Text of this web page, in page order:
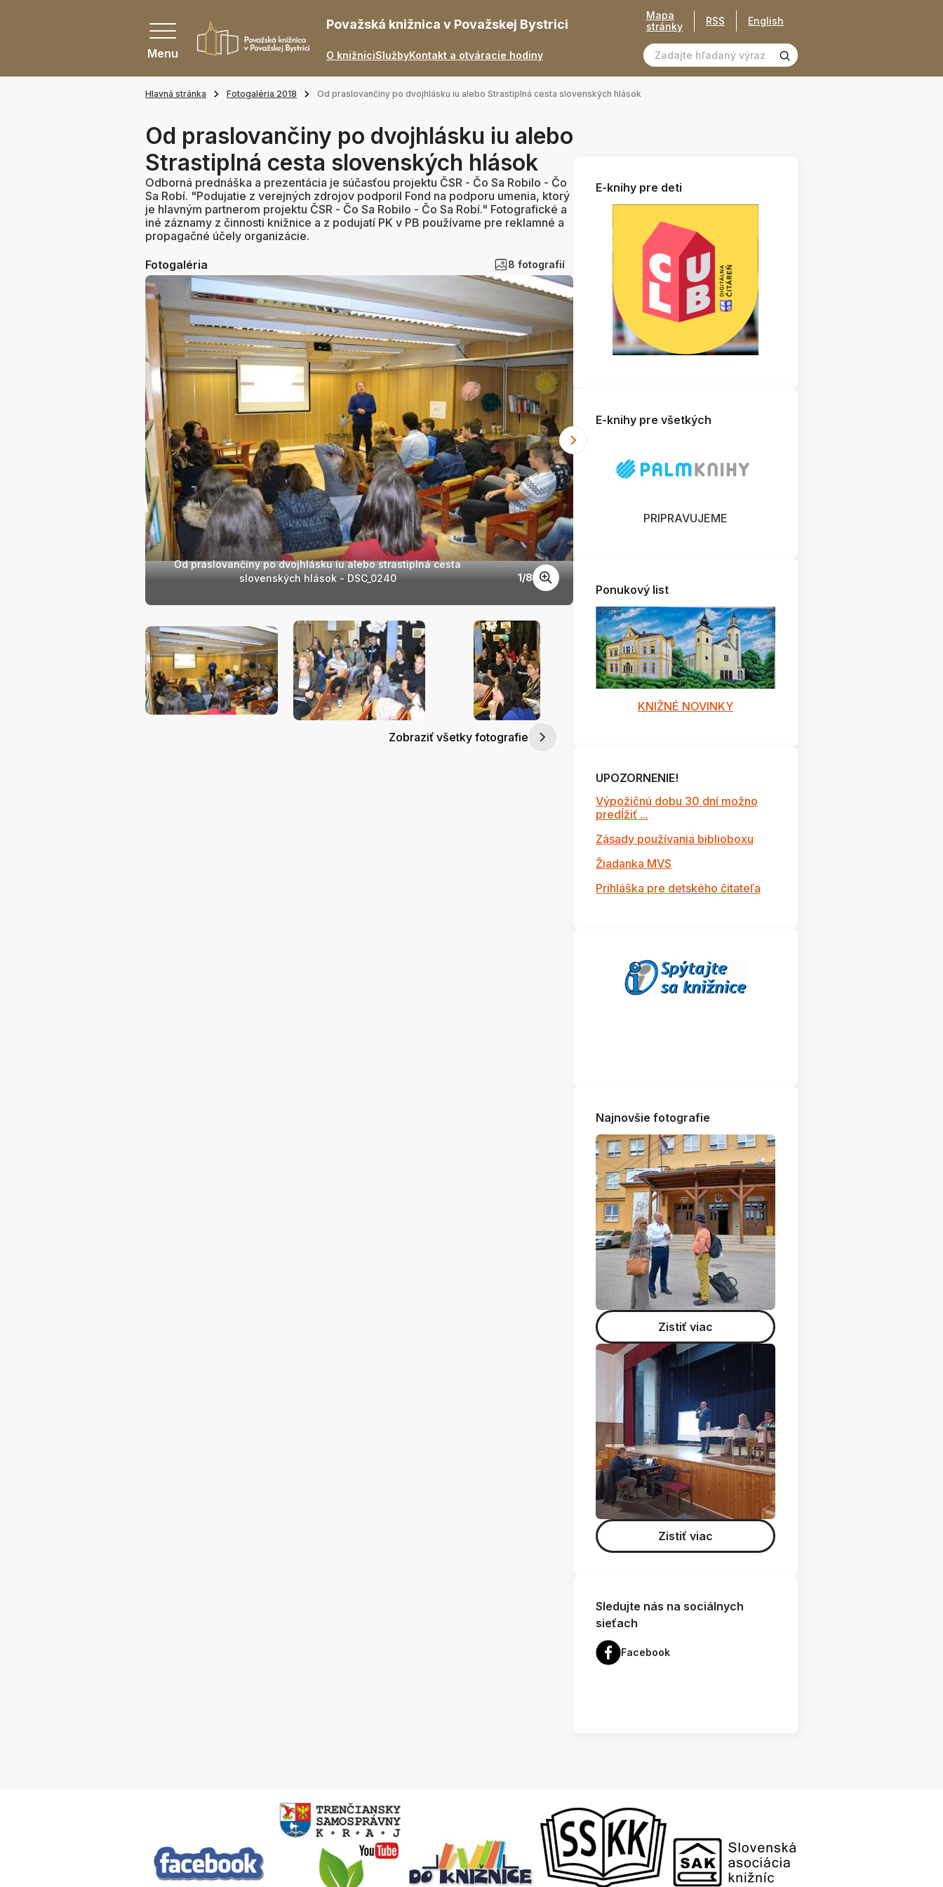
Menu
Považská knižnica v Považskej Bystrici
O knižniciSlužbyKontakt a otváracie hodiny
Mapa
stránky
RSS English
Hlavná stránka Fotogaléria 2018 Od praslovančiny po dvojhlásku iu alebo Strastiplná cesta slovenských hlások
Od praslovančiny po dvojhlásku iu alebo
Strastiplná cesta slovenských hlások
Odborná prednáška a prezentácia je súčasťou projektu ČSR - Čo Sa Robilo - Čo
Sa Robí. "Podujatie z verejných zdrojov podporil Fond na podporu umenia, ktorý
je hlavným partnerom projektu ČSR - Čo Sa Robilo - Čo Sa Robí." Fotografické a
iné záznamy z činnosti knižnice a z podujatí PK v PB používame pre reklamné a
propagačné účely organizácie.
Fotogaléria 8 fotografií
Od praslovančiny po dvojhlásku iu alebo strastiplná cesta
slovenských hlások - DSC_0240
1/8
Zobraziť všetky fotografie
E-knihy pre deti
E-knihy pre všetkých
PRIPRAVUJEME
Ponukový list
KNIŽNÉ NOVINKY
UPOZORNENIE!
Výpožičnú dobu 30 dní možno
predĺžiť ...
Zásady používania biblioboxu
Žiadanka MVS
Prihláška pre detského čitateľa
Najnovšie fotografie
Zistiť viac
Zistiť viac
Sledujte nás na sociálnych
sieťach
Facebook